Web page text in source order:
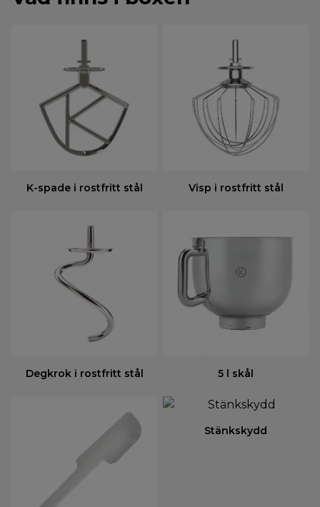
K-spade i rostfritt stål Visp i rostfritt stål
Degkrok i rostfritt stål 5 l skål
Stänkskydd